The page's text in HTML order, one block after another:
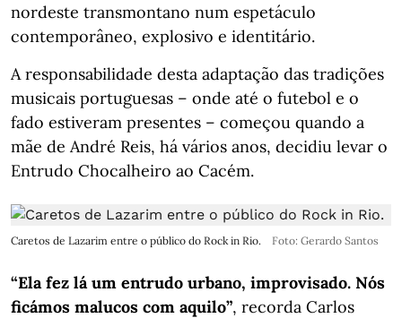
nordeste transmontano num espetáculo
contemporâneo, explosivo e identitário.
A responsabilidade desta adaptação das tradições
musicais portuguesas – onde até o futebol e o
fado estiveram presentes – começou quando a
mãe de André Reis, há vários anos, decidiu levar o
Entrudo Chocalheiro ao Cacém.
Caretos de Lazarim entre o público do Rock in Rio. Foto: Gerardo Santos
“Ela fez lá um entrudo urbano, improvisado. Nós
ficámos malucos com aquilo”, recorda Carlos